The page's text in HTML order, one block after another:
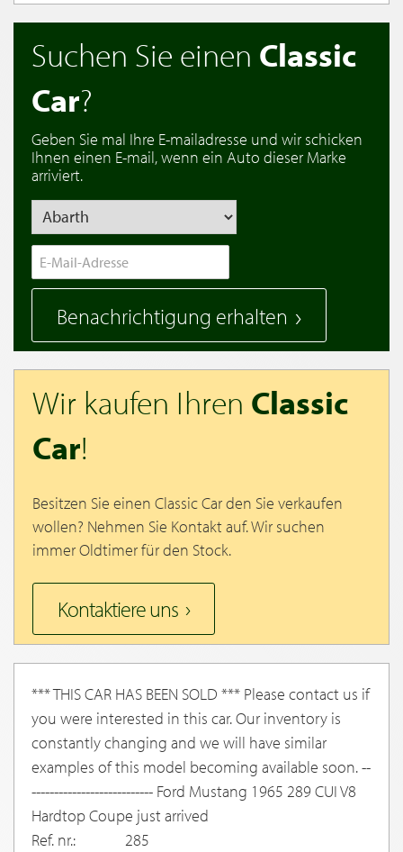
Suchen Sie einen Classic
Car?
Geben Sie mal Ihre E-mailadresse und wir schicken
Ihnen einen E-mail, wenn ein Auto dieser Marke
arriviert.
Benachrichtigung erhalten
Wir kaufen Ihren Classic
Car!
Besitzen Sie einen Classic Car den Sie verkaufen
wollen? Nehmen Sie Kontakt auf. Wir suchen
immer Oldtimer für den Stock.
Kontaktiere uns
*** THIS CAR HAS BEEN SOLD *** Please contact us if
you were interested in this car. Our inventory is
constantly changing and we will have similar
examples of this model becoming available soon. --
--------------------------- Ford Mustang 1965 289 CUI V8
Hardtop Coupe just arrived
Ref. nr.:
285